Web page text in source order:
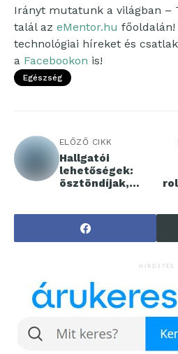
Irányt mutatunk a világban –
talál az eMentor.hu főoldalán!
technológiai híreket és
a Facebookon is!
Egészség
ELŐZŐ CIKK
Hallgatói
lehetőségek:
ösztöndíjak,
várják a
fiatalokat a
Széchenyi István
HIRDETÉS